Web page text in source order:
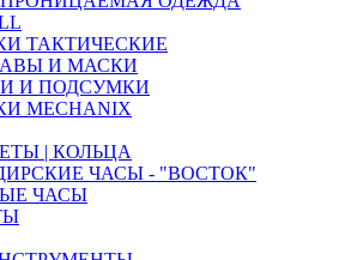
ТАКТИЧЕСКИЕ
И МАСКИ
И ПОДСУМКИ
MECHANIX
| КОЛЬЦА
ЧАСЫ - "ВОСТОК"
ЧАСЫ